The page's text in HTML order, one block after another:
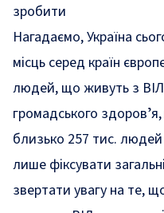
зробити
Нагадаємо, Україна
місць серед країн
людей, що живуть з
громадського
близько 257 тис.
лише фіксувати
звертати увагу на те,